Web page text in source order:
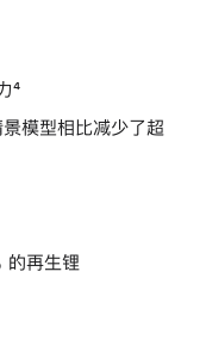
⁴
模型相比减少了超
再生锂